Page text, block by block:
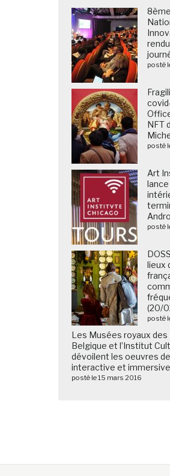
posté
NFT
posté
Art
posté
lieux
(20/
posté
Les Musées royaux des
Belgique et l’Institut
dévoilent les oeuvres
interactive et immersive
posté le 15 mars 2016